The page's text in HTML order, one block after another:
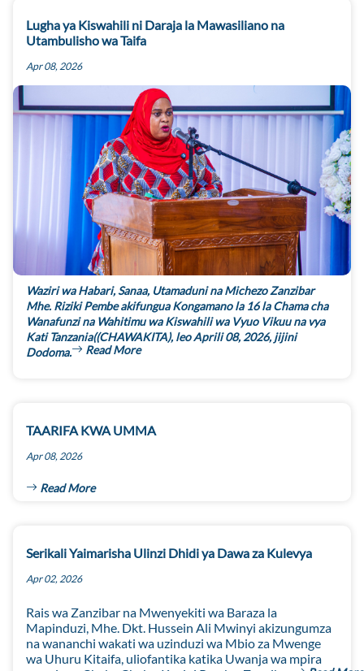
Lugha ya Kiswahili ni Daraja la Mawasiliano na
Utambulisho wa Taifa
Apr 08, 2026
Waziri wa Habari, Sanaa, Utamaduni na Michezo Zanzibar
Mhe. Riziki Pembe akifungua Kongamano la 16 la Chama cha
Wanafunzi na Wahitimu wa Kiswahili wa Vyuo Vikuu na vya
Kati Tanzania((CHAWAKITA), leo Aprili 08, 2026, jijini
Dodoma.
Read More
TAARIFA KWA UMMA
Apr 08, 2026
Read More
Serikali Yaimarisha Ulinzi Dhidi ya Dawa za Kulevya
Apr 02, 2026
Rais wa Zanzibar na Mwenyekiti wa Baraza la
Mapinduzi, Mhe. Dkt. Hussein Ali Mwinyi akizungumza
na wananchi wakati wa uzinduzi wa Mbio za Mwenge
wa Uhuru Kitaifa, uliofantika katika Uwanja wa mpira